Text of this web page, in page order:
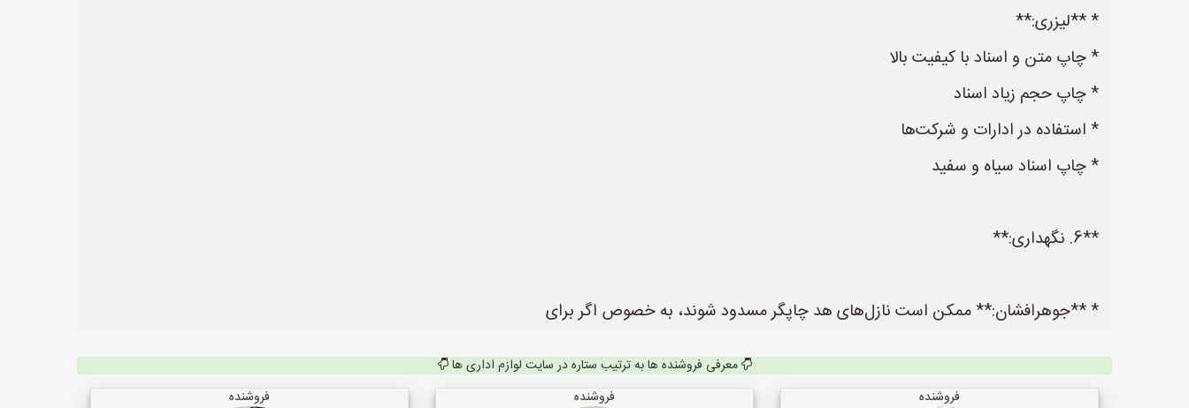
* **لیزری:**
* چاپ متن و اسناد با کیفیت بالا
* چاپ حجم زیاد اسناد
* استفاده در ادارات و شرکت‌ها
* چاپ اسناد سیاه و سفید
**6. نگهداری:**
* **جوهرافشان:** ممکن است نازل‌های هد چاپگر مسدود شوند، به خصوص اگر برای
معرفی فروشنده ها به ترتیب ستاره در سایت لوازم اداری ها
فروشنده
فروشنده فروشنده